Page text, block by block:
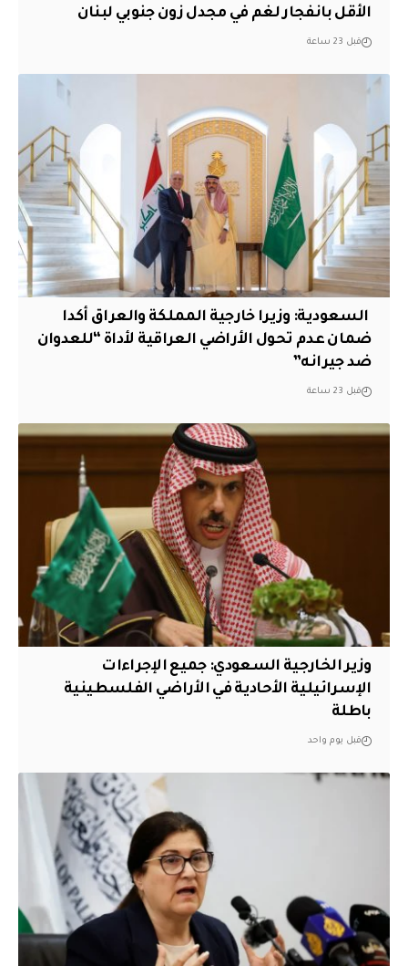
الأقل بانفجار لغم في مجدل زون جنوبي لبنان
قبل 23 ساعة
‏ السعودية: وزيرا خارجية المملكة والعراق أكدا
ضمان عدم تحول الأراضي العراقية لأداة “للعدوان
ضد جيرانه”
قبل 23 ساعة
وزير الخارجية السعودي: جميع الإجراءات
الإسرائيلية الأحادية في الأراضي الفلسطينية
باطلة
قبل يوم واحد